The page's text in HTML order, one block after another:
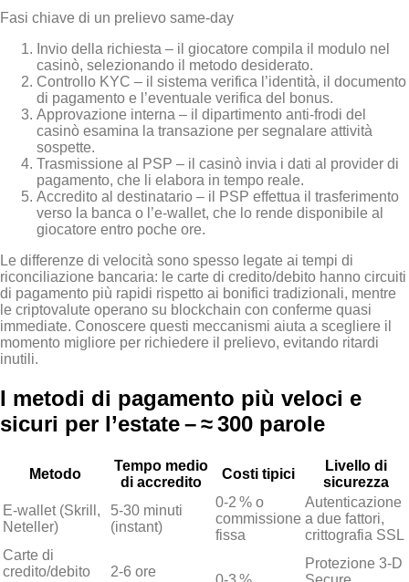
Fasi chiave di un prelievo same‑day
Invio della richiesta – il giocatore compila il modulo nel
casinò, selezionando il metodo desiderato.
Controllo KYC – il sistema verifica l’identità, il documento
di pagamento e l’eventuale verifica del bonus.
Approvazione interna – il dipartimento anti‑frodi del
casinò esamina la transazione per segnalare attività
sospette.
Trasmissione al PSP – il casinò invia i dati al provider di
pagamento, che li elabora in tempo reale.
Accredito al destinatario – il PSP effettua il trasferimento
verso la banca o l’e‑wallet, che lo rende disponibile al
giocatore entro poche ore.
Le differenze di velocità sono spesso legate ai tempi di
riconciliazione bancaria: le carte di credito/debito hanno circuiti
di pagamento più rapidi rispetto ai bonifici tradizionali, mentre
le criptovalute operano su blockchain con conferme quasi
immediate. Conoscere questi meccanismi aiuta a scegliere il
momento migliore per richiedere il prelievo, evitando ritardi
inutili.
I metodi di pagamento più veloci e
sicuri per l’estate – ≈ 300 parole
Metodo
Tempo medio
di accredito
Costi tipici
Livello di
sicurezza
E‑wallet (Skrill,
Neteller)
5‑30 minuti
(instant)
0‑2 % o
commissione
fissa
Autenticazione
a due fattori,
crittografia SSL
Carte di
credito/debito
2‑6 ore
Protezione 3‑D